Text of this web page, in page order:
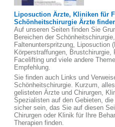
Liposuction Ärzte, Kliniken für
Schönheitschirurgie Ärzte
Auf unseren Seiten finden Sie
Bereichen der
Faltenunterspritzung, Liposuction
Körperstraffungen,
Facelifting und viele andere
Empfehlung.
Sie finden auch Links und
Schönheitschirurgie. Kurzum,
gelisteten Ärzte und Chirurgen,
Spezialisten auf den Gebieten,
sicher sein, das Sie auf diesen
Chirurgen oder Klinik für Ihre
Therapien finden.